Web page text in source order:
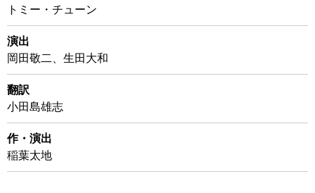
トミー・チューン
演出
岡田敬二、生田大和
翻訳
小田島雄志
作・演出
稲葉太地